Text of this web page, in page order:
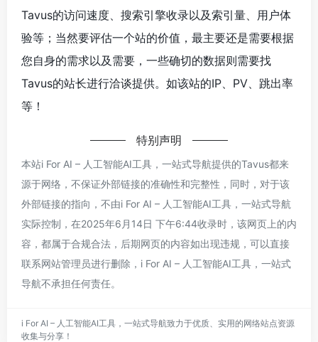
Tavus的访问速度、搜索引擎收录以及索引量、用户体
验等；当然要评估一个站的价值，最主要还是需要根据
您自身的需求以及需要，一些确切的数据则需要找
Tavus的站长进行洽谈提供。如该站的IP、PV、跳出率
等！
特别声明
本站i For AI – 人工智能AI工具，一站式导航提供的Tavus都来
源于网络，不保证外部链接的准确性和完整性，同时，对于该
外部链接的指向，不由i For AI – 人工智能AI工具，一站式导航
实际控制，在2025年6月14日 下午6:44收录时，该网页上的内
容，都属于合规合法，后期网页的内容如出现违规，可以直接
联系网站管理员进行删除，i For AI – 人工智能AI工具，一站式
导航不承担任何责任。
i For AI – 人工智能AI工具，一站式导航致力于优质、实用的网络站点资源
收集与分享！